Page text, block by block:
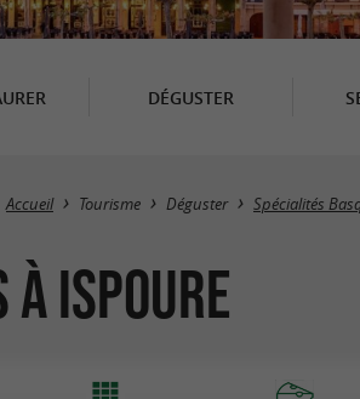
DÉGUSTER
Accueil Tourisme Déguster Spécialités
Ispoure